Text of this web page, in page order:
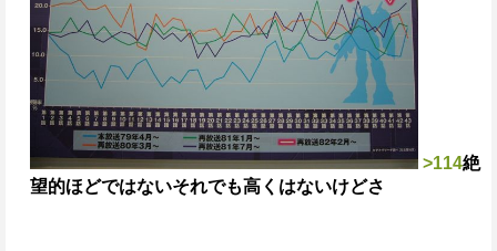
>114絶
望的ほどではないそれでも高くはないけどさ